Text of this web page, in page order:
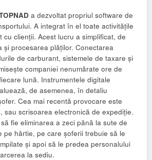
a dezvoltat propriul software de
A integrat în el toate activitățile
cu clienții. Acest lucru a simplificat, de
și procesarea plăților. Conectarea
de carburant, sistemele de taxare și
companiei nenumărate ore de
lună. Instrumentele digitale
de asemenea, în detaliu
Cea mai recentă provocare este
sau scrisoarea electronică de expediție.
fie eliminarea a zeci până la sute de
pe hârtie, pe care șoferii trebuie să le
și apoi să le predea personalului
la sediu.